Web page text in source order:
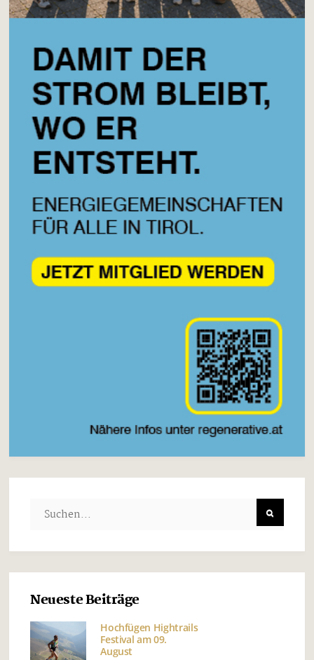
Neueste Beiträge
Hochfügen Hightrails
Festival am 09.
August